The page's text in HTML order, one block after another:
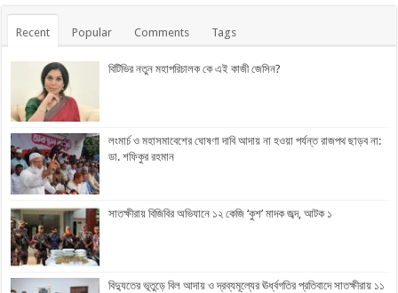
Recent Popular Comments Tags
বিটিভির নতুন মহাপরিচালক কে এই কাজী জেসিন?
লংমার্চ ও মহাসমাবেশের ঘোষণা দাবি আদায় না হওয়া পর্যন্ত রাজপথ ছাড়ব না:
ডা. শফিকুর রহমান
সাতক্ষীরায় বিজিবির অভিযানে ১২ কেজি ‘কুশ’ মাদক জব্দ, আটক ১
বিদ্যুতের ভূতুড়ে বিল আদায় ও দ্রব্যমূল্যের ঊর্ধ্বগতির প্রতিবাদে সাতক্ষীরায় ১১